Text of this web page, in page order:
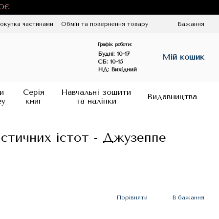
частинами Обмін та повернення товару Бажання
Графік роботи:
Будні: 10-17
СБ: 10-15
НД: Вихідний
Мій кошик
Серія
книг
Навчальні зошити
та наліпки
Видавництва
істот - Джузеппе
Порівняти В бажання